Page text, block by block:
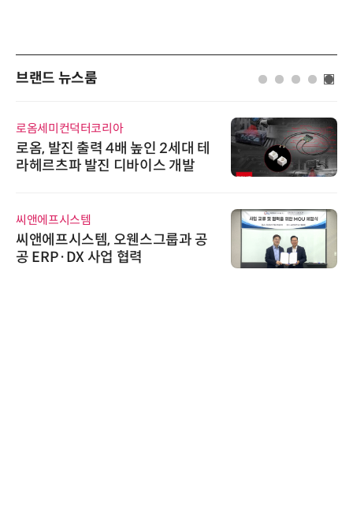
브랜드 뉴스룸
로옴세미컨덕터코리아
로옴, 발진 출력 4배 높인 2세대 테
라헤르츠파 발진 디바이스 개발
씨앤에프시스템
씨앤에프시스템, 오웬스그룹과 공
공 ERP·DX 사업 협력